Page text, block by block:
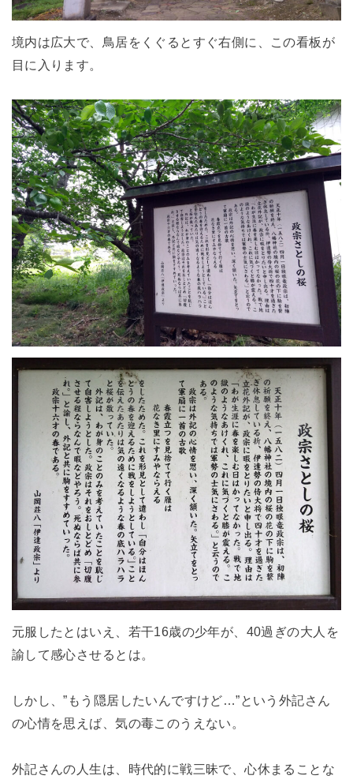
境内は広大で、鳥居をくぐるとすぐ右側に、この看板が
目に入ります。
元服したとはいえ、若干16歳の少年が、40過ぎの大人を
諭して感心させるとは。
しかし、”もう隠居したいんですけど…”という外記さん
の心情を思えば、気の毒このうえない。
外記さんの人生は、時代的に戦三昧で、心休まることな